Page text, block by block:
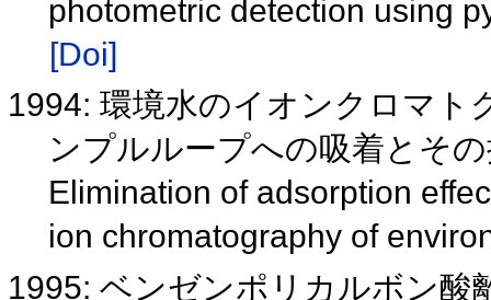
photometric detection using
[Doi]
1994: 環境水のイオンクロマト
ンプルループへの吸着とそ
Elimination of adsorption
ion chromatography of
1995: ベンゼンポリカルボン酸